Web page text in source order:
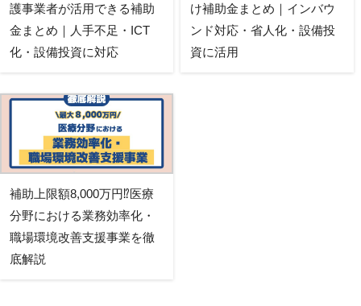
護事業者が活用できる補助
金まとめ｜人手不足・ICT
化・設備投資に対応
け補助金まとめ｜インバウ
ンド対応・省人化・設備投
資に活用
補助上限額8,000万円⁉医療
分野における業務効率化・
職場環境改善支援事業を徹
底解説